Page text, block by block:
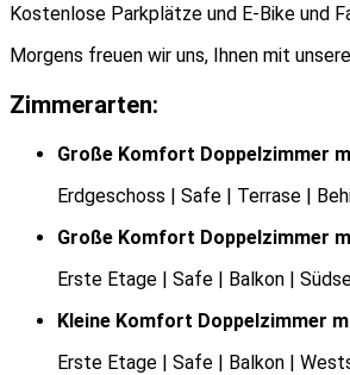
Kostenlose Parkplätze und E-Bike und
Morgens freuen wir uns, Ihnen mit
Zimmerarten:
Große Komfort Doppelzimmer
Erdgeschoss | Safe | Terrase |
Große Komfort Doppelzimmer
Erste Etage | Safe | Balkon |
Kleine Komfort Doppelzimmer
Erste Etage | Safe | Balkon |